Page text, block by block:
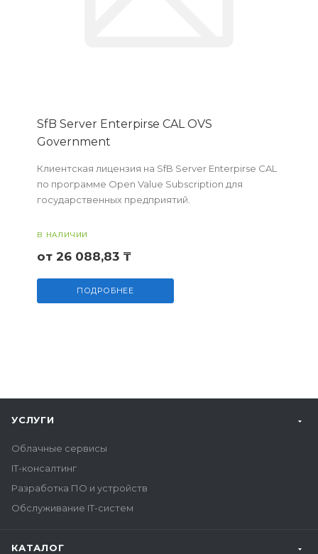
SfB Server Enterpirse CAL OVS
Government
Клиентская лицензия на SfB Server Enterpirse CAL
по программе Open Value Subscription для
государственных предприятий.
В НАЛИЧИИ
от 26 088,83 ₸
ПОДРОБНЕЕ
УСЛУГИ
Облачные сервисы
IT-консалтинг
Разработка ПО и устройств
Обслуживание IT-систем
КАТАЛОГ